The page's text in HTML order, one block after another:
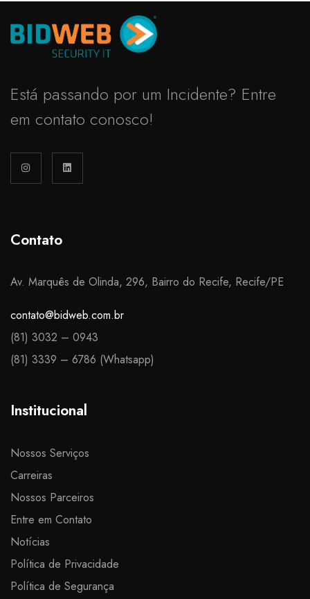
Está passando por um Incidente? Entre
em contato conosco!
Contato
Av. Marquês de Olinda, 296, Bairro do Recife, Recife/PE
contato@bidweb.com.br
(81) 3032 – 0943
(81) 3339 – 6786 (Whatsapp)​
Institucional
Nossos Serviços
Carreiras
Nossos Parceiros
Entre em Contato
Notícias
Política de Privacidade
Política de Segurança